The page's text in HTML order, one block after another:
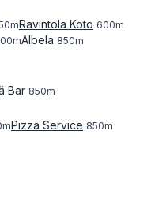
mRavintola Koto 600m
mAlbela 850m
Bar 850m
mPizza Service 850m